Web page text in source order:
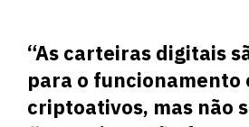
“As carteiras digitais
para o funcionamento
criptoativos, mas não